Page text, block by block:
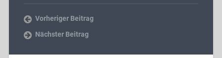
Vorheriger Beitrag
Nächster Beitrag